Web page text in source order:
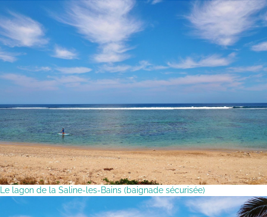
Le lagon de la Saline-les-Bains (baignade sécurisée)